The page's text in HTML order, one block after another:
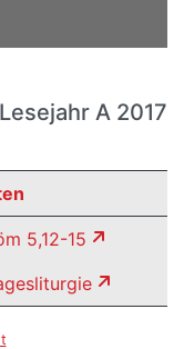
A 2017
5,12-15